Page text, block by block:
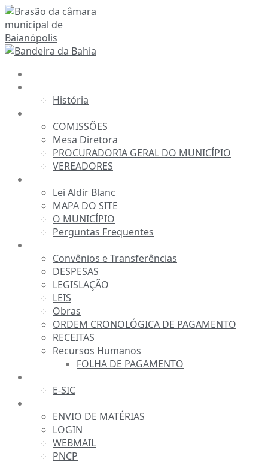
Ir
para
o
conteúdo
História
COMISSÕES
Mesa Diretora
PROCURADORIA GERAL DO MUNICÍPIO
VEREADORES
Lei Aldir Blanc
MAPA DO SITE
O MUNICÍPIO
Perguntas Frequentes
Convênios e Transferências
DESPESAS
LEGISLAÇÃO
LEIS
Obras
ORDEM CRONOLÓGICA DE PAGAMENTO
RECEITAS
Recursos Humanos
FOLHA DE PAGAMENTO
E-SIC
ENVIO DE MATÉRIAS
LOGIN
WEBMAIL
PNCP